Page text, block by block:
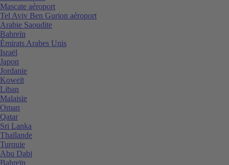
Mascate aéroport
Tel Aviv Ben Gurion aéroport
Arabie Saoudite
Bahreïn
Émirats Arabes Unis
Israël
Japon
Jordanie
Koweït
Liban
Malaisie
Oman
Qatar
Sri Lanka
Thaïlande
Turquie
Abu Dabi
Bahreïn